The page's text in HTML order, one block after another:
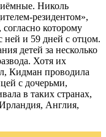
Николь
резидентом»,
которому
ней и 59 дней с отцом.
детей за несколько
Хотя их
Кидман проводила
с дочерьми,
в таких странах,
Англия,